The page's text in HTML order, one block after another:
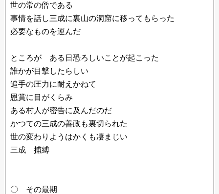
世の常の僧である
事情を話し三成に裏山の洞窟に移ってもらった
必要なものを運んだ
ところが ある日恐ろしいことが起こった
誰かが目撃したらしい
追手の圧力に耐えかねて
恩賞に目がくらみ
ある村人が密告に及んだのだ
かつての三成の善政も裏切られた
世の変わりようはかくも凄まじい
三成 捕縛
〇 その最期